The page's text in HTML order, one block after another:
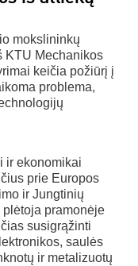
mokslininkų
KTU Mechanikos
keičia požiūrį į
problema,
ir ekonomikai
prie Europos
ir Jungtinių
plėtoja pramonėje
susigrąžinti
saulės
ir metalizuotų